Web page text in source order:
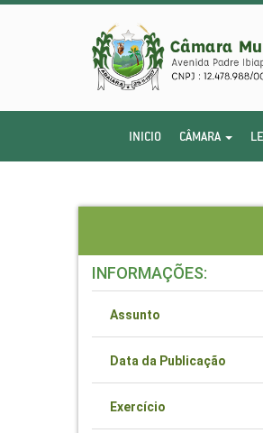
INICIO CÂMARA
INFORMAÇÕES:
Assunto
Data da Publicação
Exercício